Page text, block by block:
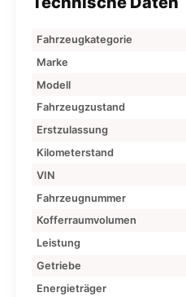
Fahrzeugkategorie
Marke
Modell
Fahrzeugzustand
Erstzulassung
Kilometerstand
VIN
Fahrzeugnummer
Kofferraumvolumen
Leistung
Getriebe
Energieträger